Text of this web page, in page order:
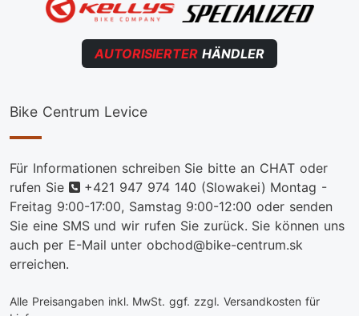
AUTORISIERTER HÄNDLER
Bike Centrum Levice
Für Informationen schreiben Sie bitte an CHAT oder
rufen Sie
telefon
+421 947 974 140 (Slowakei) Montag -
Freitag 9:00-17:00, Samstag 9:00-12:00 oder senden
Sie eine SMS und wir rufen Sie zurück. Sie können uns
auch per E-Mail unter obchod@bike-centrum.sk
erreichen.
Alle Preisangaben inkl. MwSt. ggf. zzgl. Versandkosten für